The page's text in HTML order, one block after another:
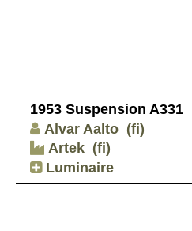
1953 Suspension A331
Alvar Aalto (fi)
Artek (fi)
Luminaire